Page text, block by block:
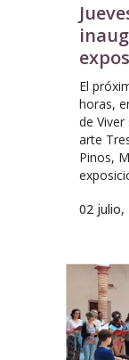
El
horas,
de
arte
Pinos,
02 julio,